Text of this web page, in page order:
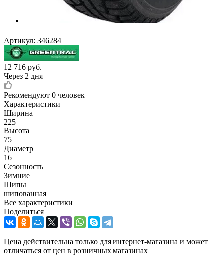
Артикул: 346284
12 716 руб.
Через 2 дня
Рекомендуют 0 человек
Характеристики
Ширина
225
Высота
75
Диаметр
16
Сезонность
Зимние
Шипы
шипованная
Все характеристики
Поделиться
Цена действительна только для интернет-магазина и может
отличаться от цен в розничных магазинах